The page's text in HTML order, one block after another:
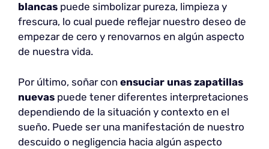
blancas puede simbolizar pureza, limpieza y
frescura, lo cual puede reflejar nuestro deseo de
empezar de cero y renovarnos en algún aspecto
de nuestra vida.
Por último, soñar con ensuciar unas zapatillas
nuevas puede tener diferentes interpretaciones
dependiendo de la situación y contexto en el
sueño. Puede ser una manifestación de nuestro
descuido o negligencia hacia algún aspecto